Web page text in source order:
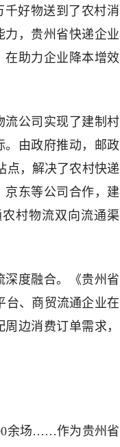
好物送到了农村消
力，贵州省快递企业
在助力企业降本增效
流公司实现了建制村
。由政府推动，邮政
点，解决了农村快递
京东等公司合作，建
村物流双向流通渠
深度融合。《贵州省
台、商贸流通企业在
边消费订单需求，
余场……作为贵州省